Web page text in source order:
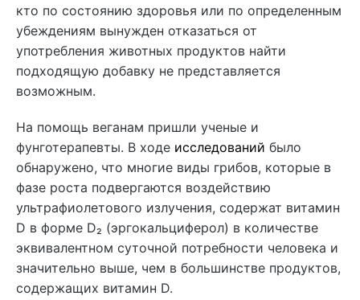
кто по состоянию здоровья или по определенным
убеждениям вынужден отказаться от
употребления животных продуктов найти
подходящую добавку не представляется
возможным.
На помощь веганам пришли ученые и
фунготерапевты. В ходе исследований было
обнаружено, что многие виды грибов, которые в
фазе роста подвергаются воздействию
ультрафиолетового излучения, содержат витамин
D в форме D₂ (эргокальциферол) в количестве
эквивалентном суточной потребности человека и
значительно выше, чем в большинстве продуктов,
содержащих витамин D.